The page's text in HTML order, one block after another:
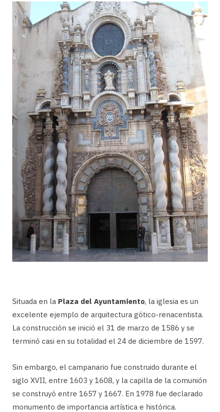
Situada en la Plaza del Ayuntamiento, la iglesia es un
excelente ejemplo de arquitectura gótico-renacentista.
La construcción se inició el 31 de marzo de 1586 y se
terminó casi en su totalidad el 24 de diciembre de 1597.
Sin embargo, el campanario fue construido durante el
siglo XVII, entre 1603 y 1608, y la capilla de la comunión
se construyó entre 1657 y 1667. En 1978 fue declarado
monumento de importancia artística e histórica.